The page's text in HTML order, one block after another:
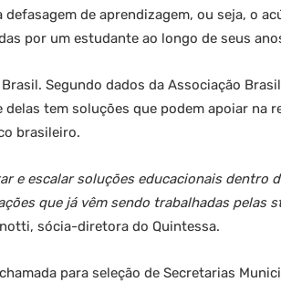
de aprendizagem, ou seja, o
por um estudante ao longo de seus
Segundo dados da Associação
tem soluções que podem apoiar na
brasileiro.
e escalar soluções educacionais dentro
que já vêm sendo trabalhadas pelas
sócia-diretora do Quintessa.
para seleção de Secretarias